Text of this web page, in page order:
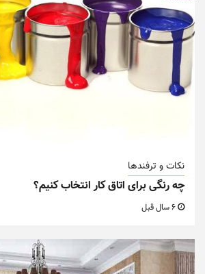
نکات و ترفندها
چه رنگی برای اتاق کار انتخاب کنیم؟